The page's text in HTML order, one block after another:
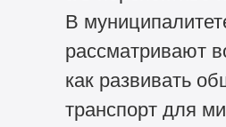
В
рассматривают
как развивать
транспорт для